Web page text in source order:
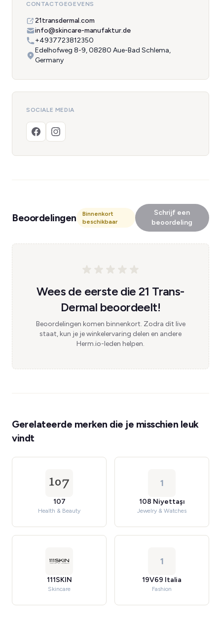
CONTACTGEGEVENS
21transdermal.com
info@skincare-manufaktur.de
+4937723812350
Edelhofweg 8-9, 08280 Aue-Bad Schlema,
Germany
SOCIALE MEDIA
Beoordelingen
Binnenkort
beschikbaar
Schrijf een
beoordeling
Wees de eerste die 21 Trans-
Dermal beoordeelt!
Beoordelingen komen binnenkort. Zodra dit live
staat, kun je je winkelervaring delen en andere
Herm.io-leden helpen.
Gerelateerde merken die je misschien leuk
vindt
107
Health & Beauty
1
108 Niyettaşı
Jewelry & Watches
111SKIN
Skincare
1
19V69 Italia
Fashion